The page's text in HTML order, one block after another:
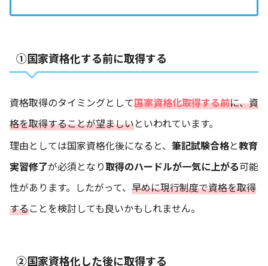
①国家資格化する前に取得する
資格取得のタイミングとして国家資格化取得する前に、資
格を取得することが望ましいといわれています。
理由としては国家資格化後になると、 筆記試験合格と教育
実習修了が必須となり取得のハードルが一気に上がる可能
性があります。したがって、 早めに現行制度で資格を取得
することを検討しても良いかもしれません。
②国家資格化した後に取得する